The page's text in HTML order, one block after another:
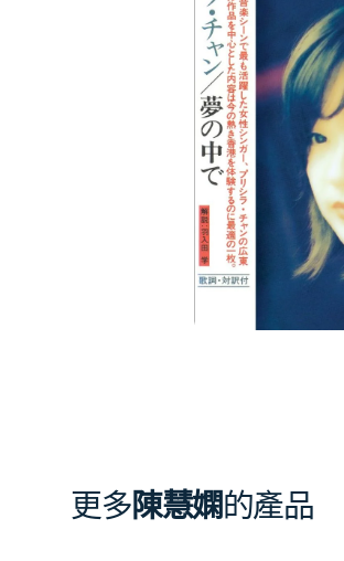
更多陳慧嫻的產品